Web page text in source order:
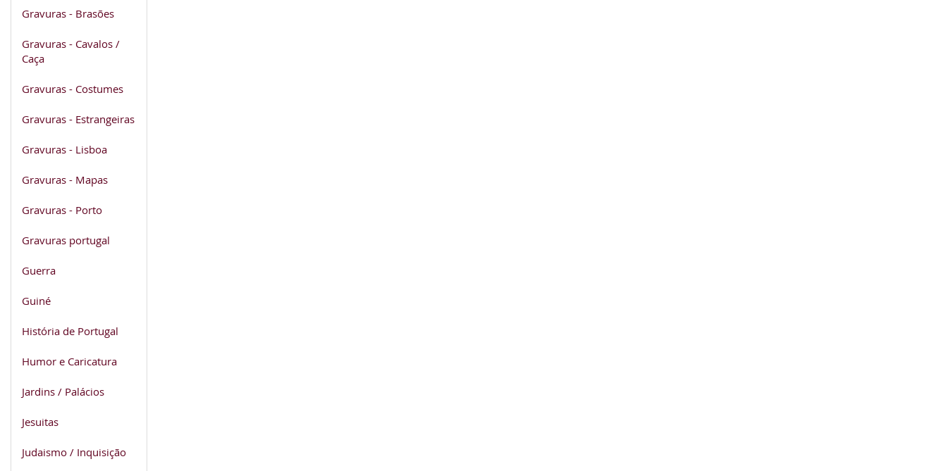
Gravuras - Brasões
Gravuras - Cavalos /
Caça
Gravuras - Costumes
Gravuras - Estrangeiras
Gravuras - Lisboa
Gravuras - Mapas
Gravuras - Porto
Gravuras portugal
Guerra
Guiné
História de Portugal
Humor e Caricatura
Jardins / Palácios
Jesuitas
Judaismo / Inquisição